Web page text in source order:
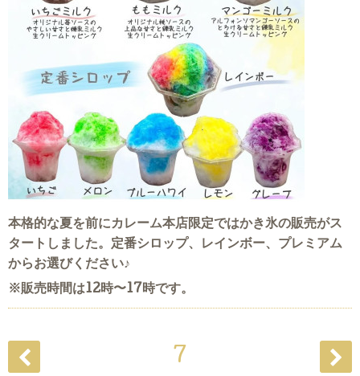
本格的な夏を前にカレーム本店限定ではかき氷の販売がス
タートしました。定番シロップ、レインボー、プレミアム
からお選びください♪
※販売時間は12時〜17時です。
7